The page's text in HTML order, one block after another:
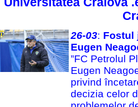
26-03: Fostul
Eugen
”FC Petrolul
Eugen
privind
decizia celor